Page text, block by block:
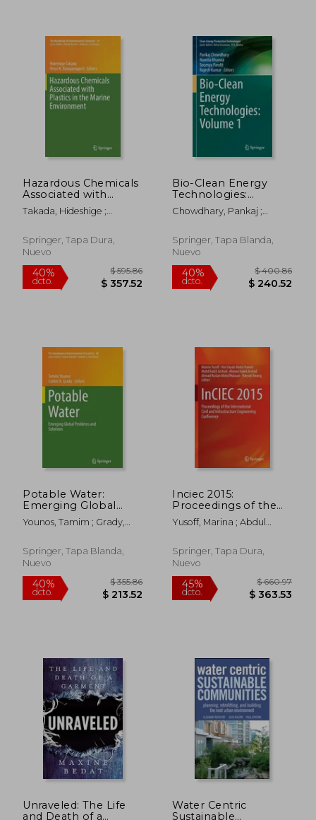
dcto.
45%
dcto.
45%
dcto. $ 26.02
45%
dcto.
Hazardous Chemicals
Associated with
Plastics in the Marine
Environment (en
Takada, Hideshige ;
Springer, Tapa Dura,
Nuevo
Bio-Clean Energy
Technologies:
Volume 1 (en Inglés)
Chowdhary, Pankaj ;
Soumya
Springer, Tapa Blanda,
Nuevo
Potable Water:
Emerging Global
Problems and
Solutions (en Inglés)
Younos, Tamim ; Grady,
Springer, Tapa Blanda,
Nuevo
Inciec 2015:
Proceedings of the
International Civil and
Infrastructure
Conference (en
Inglés)
Yusoff, Marina ; Abdul
Mohd Fadzil
Springer, Tapa Dura,
Nuevo
Unraveled: The Life
and Death of a
Water Centric
Sustainable